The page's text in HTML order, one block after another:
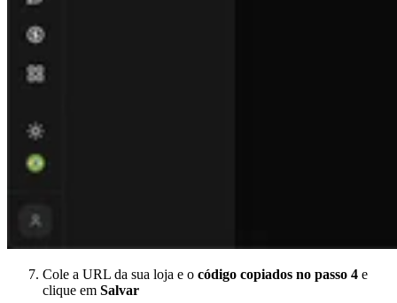
Cole a URL da sua loja e o código copiados no passo 4 e
clique em Salvar